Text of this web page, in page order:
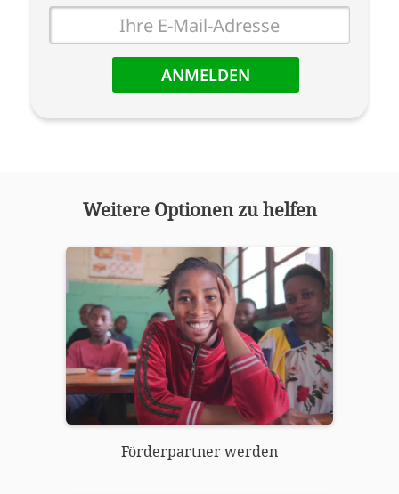
E-
Weitere Optionen zu helfen
Förderpartner werden